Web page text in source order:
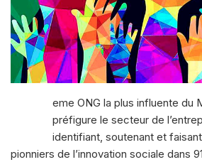
eme ONG la plus influente du
préfigure le secteur de
identifiant, soutenant et
pionniers de l’innovation sociale dans